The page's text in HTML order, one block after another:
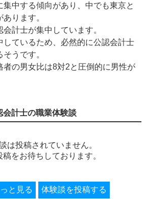
中する傾向があり、中でも東京と
ります。
計士が集中しています。
しているため、必然的に公認会計士
うです。
者の男女比は8対2と圧倒的に男性が
会計士の職業体験談
は投稿されていません。
をお待ちしております。
と見る 体験談を投稿する